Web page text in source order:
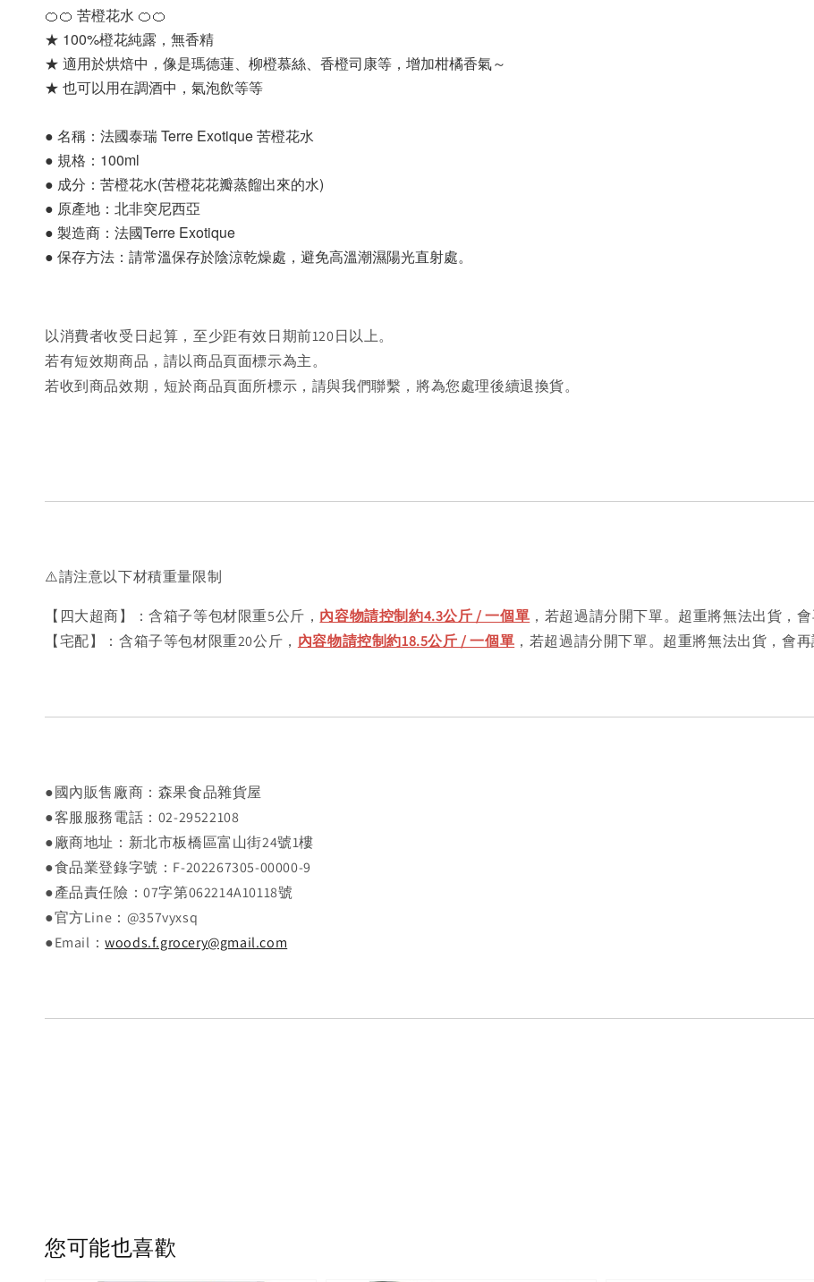
🍊🍊 苦橙花水 🍊🍊
★ 100%橙花純露，無香精
★ 適用於烘焙中，像是瑪德蓮、柳橙慕絲、香橙司康等，增加柑橘香氣～
★ 也可以用在調酒中，氣泡飲等等
● 名稱：法國泰瑞 Terre Exotique 苦橙花水
● 規格：100ml
● 成分：苦橙花水(苦橙花花瓣蒸餾出來的水)
● 原產地：北非突尼西亞
● 製造商：法國Terre Exotique
● 保存方法：請常溫保存於陰涼乾燥處，避免高溫潮濕陽光直射處。
以消費者收受日起算，至少距有效日期前120日以上。
若有短效期商品，請以商品頁面標示為主。
若收到商品效期，短於商品頁面所標示，請與我們聯繫，將為您處理後續退換貨。
⚠️請注意以下材積重量限制
【四大超商】：含箱子等包材限重5公斤， 內容物請控制約4.3公斤 / 一個單 ，若超過請分開下單。超重將無法出貨，會
【宅配】：含箱子等包材限重20公斤， 內容物請控制約18.5公斤 / 一個單 ，若超過請分開下單。超重將無法出貨，會再
●國內販售廠商：森果食品雜貨屋
●客服服務電話：02-29522108
●廠商地址：新北市板橋區富山街24號1樓
●食品業登錄字號：F-202267305-00000-9
●產品責任險：07字第062214A10118號
●官方Line：@357vyxsq
●Email：woods.f.grocery@gmail.com
您可能也喜歡